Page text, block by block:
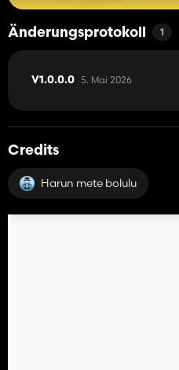
Änderungsprotokoll 1
V1.0.0.0 5. Mai 2026
Credits
Harun mete bolulu